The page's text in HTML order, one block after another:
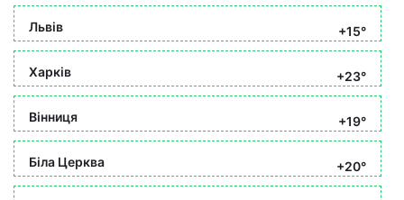
Львів +15°
Харків +23°
Вінниця +19°
Біла Церква +20°